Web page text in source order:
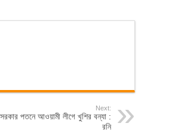
Next:
সরকার পতনে আওয়ামী লীগে খুশির বন্যা :
রনি